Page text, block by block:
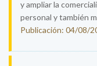
y ampliar la
personal y también
Publicación: 04/08/